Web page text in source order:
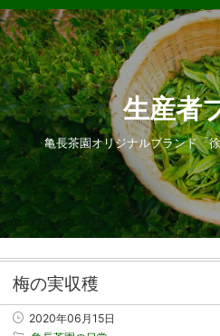
生産者
亀長茶園オリジナルブランド「
梅の実収穫
2020年06月15日